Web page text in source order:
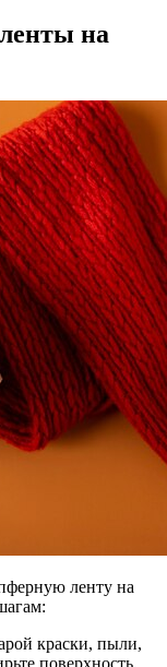
на
ленту на
краски, пыли,